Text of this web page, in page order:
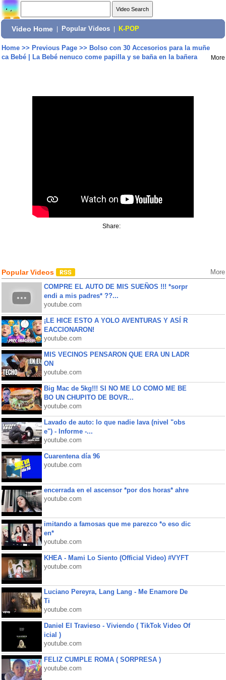
Video Home Popular Videos K-POP
Home>> Previous Page>> Bolso con 30 Accesorios para la muñe
ca Bebé | La Bebé nenuco come papilla y se baña en la bañera
More
Share:
Popular Videos More
COMPRE EL AUTO DE MIS SUEÑOS !!! *sorpr
endi a mis padres* ??...
youtube.com
¡LE HICE ESTO A YOLO AVENTURAS Y ASÍ R
EACCIONARON!
youtube.com
MIS VECINOS PENSARON QUE ERA UN LADR
ON
youtube.com
Big Mac de 5kg!!! SI NO ME LO COMO ME BE
BO UN CHUPITO DE BOVR...
youtube.com
Lavado de auto: lo que nadie lava (nivel "obs
e") - Informe -...
youtube.com
Cuarentena día 96
youtube.com
encerrada en el ascensor *por dos horas* ahre
youtube.com
imitando a famosas que me parezco *o eso dic
en*
youtube.com
KHEA - Mami Lo Siento (Official Video) #VYFT
youtube.com
Luciano Pereyra, Lang Lang - Me Enamore De
Ti
youtube.com
Daniel El Travieso - Viviendo ( TikTok Video Of
icial )
youtube.com
FELIZ CUMPLE ROMA ( SORPRESA )
youtube.com